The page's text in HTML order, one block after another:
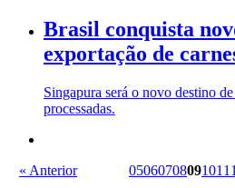
Brasil conquista
exportação de
Singapura será o novo destino
processadas.
« Anterior 05060708091011